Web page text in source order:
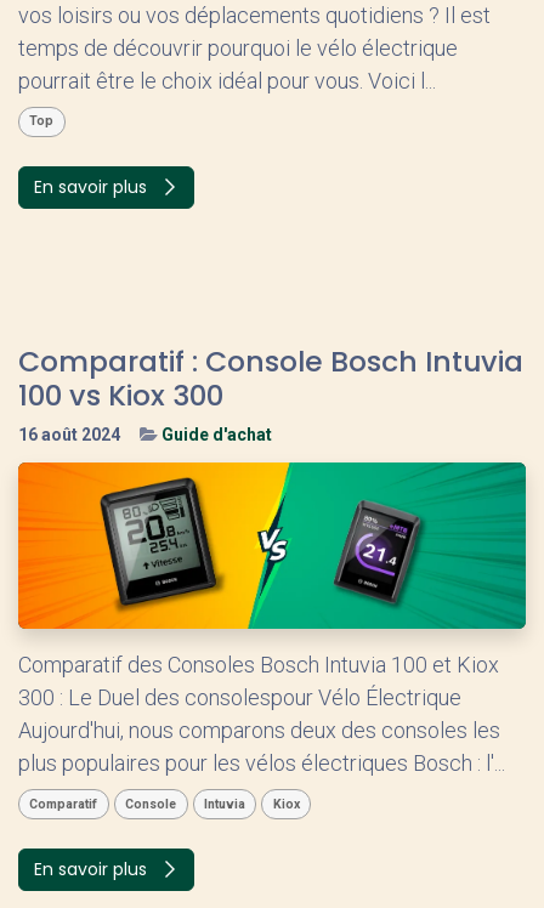
vos loisirs ou vos déplacements quotidiens ? Il est
temps de découvrir pourquoi le vélo électrique
pourrait être le choix idéal pour vous. Voici l...
Top
En savoir plus
Comparatif : Console Bosch Intuvia
100 vs Kiox 300
16 août 2024 Guide d'achat
Comparatif des Consoles Bosch Intuvia 100 et Kiox
300 : Le Duel des consolespour Vélo Électrique
Aujourd'hui, nous comparons deux des consoles les
plus populaires pour les vélos électriques Bosch : l'...
Comparatif Console Intuvia Kiox
En savoir plus